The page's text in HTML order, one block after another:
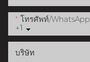
+1
โทรศัพท์/WhatsApp
บริษัท